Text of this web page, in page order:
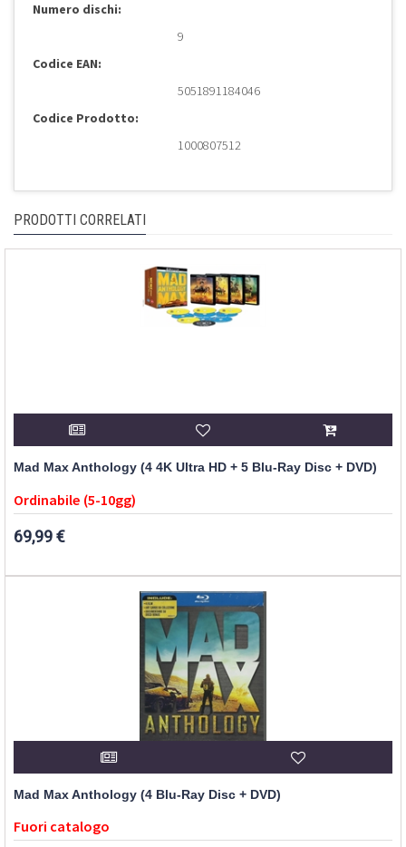
Numero dischi:
9
Codice EAN:
5051891184046
Codice Prodotto:
1000807512
PRODOTTI CORRELATI
Mad Max Anthology (4 4K Ultra HD + 5 Blu-Ray Disc + DVD)
Ordinabile (5-10gg)
69,99 €
Mad Max Anthology (4 Blu-Ray Disc + DVD)
Fuori catalogo